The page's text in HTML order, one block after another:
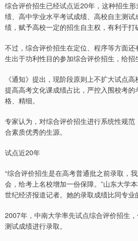
综合评价招生已经试点近20年，这种招生
绩、高中学业水平考试成绩、高校自主测
绩，赋予高校一定的招生自主权，有利于打
不过，综合评价招生在定位、程序等方面
生出于功利性目的参加综合评价招生，给招
《通知》提出，现阶段原则上不扩大试点
提高高考文化课成绩占比，严控入围校考
格、精细。
专家认为，对综合评价招生进行系统性规
合素质优秀的生源。
试点近20年
“综合评价招生是在高考普通批之前录取，
会，给考上名校增加一份保障。”山东大学
世纪经济报道记者。她的录取成绩比同专业
2007年，中南大学率先试点综合评价招生
测试成绩进行录取。